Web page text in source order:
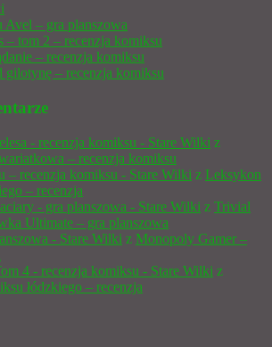
– gra planszowa
– tom 2 – recenzja komiksu
– recenzja komiksu
gilotynę – recenzja komiksu
- recenzja komiksu - Stare Wilki z
– recenzja komiksu
– recenzja komiksu - Stare Wilki z Leksykon
– recenzja
- gra planszowa - Stare Wilki z Trivial
Ultimate – gra planszowa
- Stare Wilki z Monopoly Gamer –
4 - recenzja komiksu - Stare Wilki z
łódzkiego – recenzja